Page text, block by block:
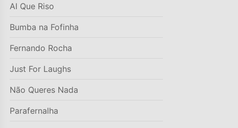
AI Que Riso
Bumba na Fofinha
Fernando Rocha
Just For Laughs
Não Queres Nada
Parafernalha